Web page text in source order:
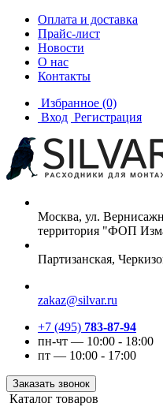
Оплата и доставка
Прайс-лист
Новости
О нас
Контакты
Избранное (0)
Вход Регистрация
Москва, ул.
территория "ФОП
Партизанская,
zakaz@silvar.ru
+7 (495) 783-87-94
пн-чт — 10:00 - 18:00
пт — 10:00 - 17:00
Заказать звонок
Каталог товаров